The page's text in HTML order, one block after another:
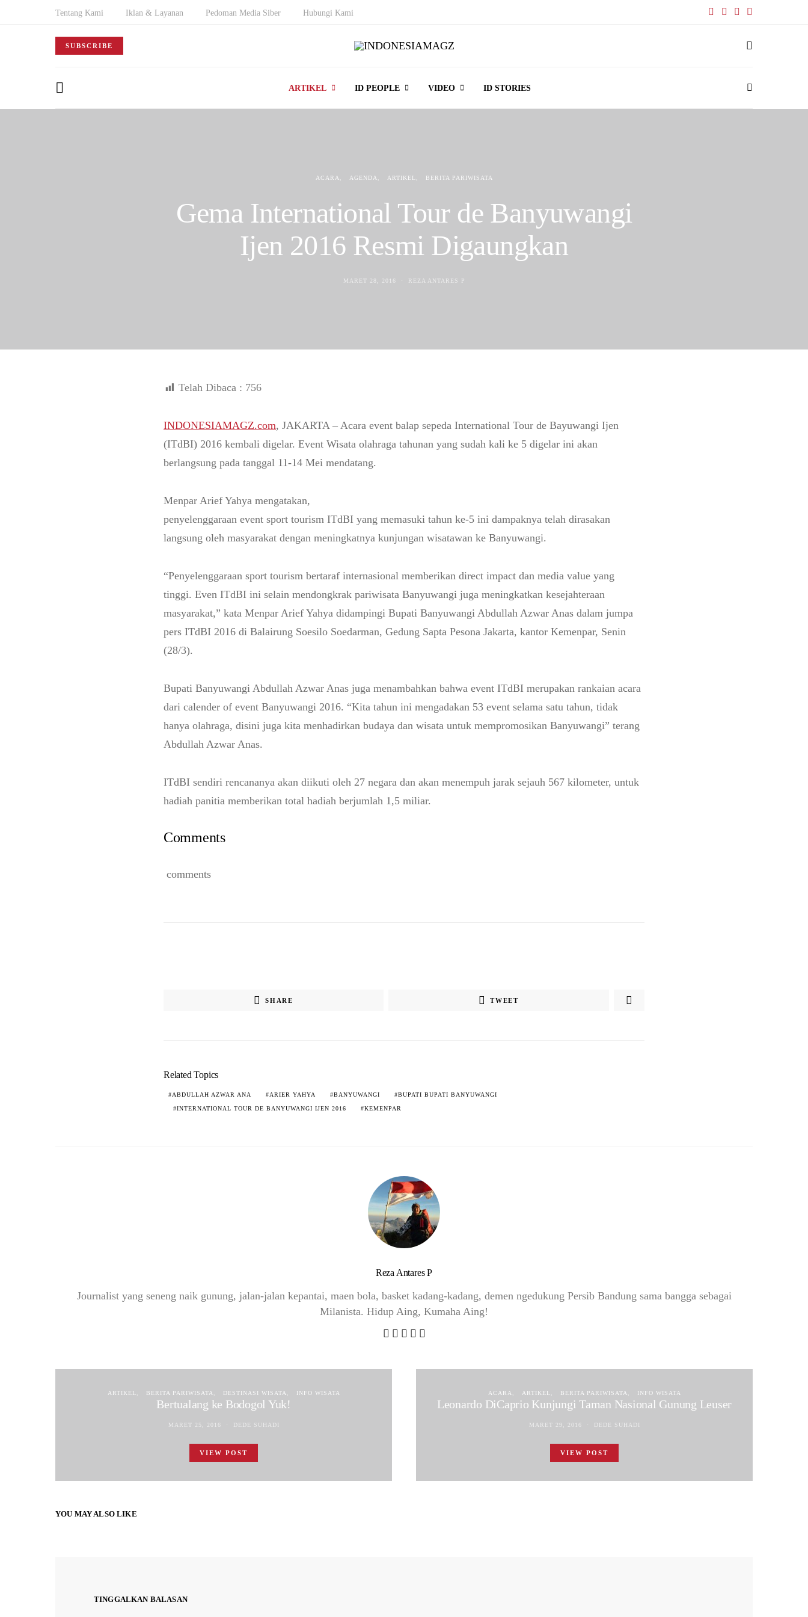
Tentang Kami Iklan & Layanan Pedoman Media Siber Hubungi Kami
SUBSCRIBE
ARTIKEL ID PEOPLE VIDEO ID STORIES
ACARA AGENDA ARTIKEL BERITA PARIWISATA
Gema International Tour de Banyuwangi
Ijen 2016 Resmi Digaungkan
MARET 28, 2016 REZA ANTARES P
Telah Dibaca : 756
INDONESIAMAGZ.com, JAKARTA – Acara event balap sepeda International Tour de Bayuwangi Ijen
(ITdBI) 2016 kembali digelar. Event Wisata olahraga tahunan yang sudah kali ke 5 digelar ini akan
berlangsung pada tanggal 11-14 Mei mendatang.
Menpar Arief Yahya mengatakan,
penyelenggaraan event sport tourism ITdBI yang memasuki tahun ke-5 ini dampaknya telah dirasakan
langsung oleh masyarakat dengan meningkatnya kunjungan wisatawan ke Banyuwangi.
“Penyelenggaraan sport tourism bertaraf internasional memberikan direct impact dan media value yang
tinggi. Even ITdBI ini selain mendongkrak pariwisata Banyuwangi juga meningkatkan kesejahteraan
masyarakat,” kata Menpar Arief Yahya didampingi Bupati Banyuwangi Abdullah Azwar Anas dalam jumpa
pers ITdBI 2016 di Balairung Soesilo Soedarman, Gedung Sapta Pesona Jakarta, kantor Kemenpar, Senin
(28/3).
Bupati Banyuwangi Abdullah Azwar Anas juga menambahkan bahwa event ITdBI merupakan rankaian acara
dari calender of event Banyuwangi 2016. “Kita tahun ini mengadakan 53 event selama satu tahun, tidak
hanya olahraga, disini juga kita menhadirkan budaya dan wisata untuk mempromosikan Banyuwangi” terang
Abdullah Azwar Anas.
ITdBI sendiri rencananya akan diikuti oleh 27 negara dan akan menempuh jarak sejauh 567 kilometer, untuk
hadiah panitia memberikan total hadiah berjumlah 1,5 miliar.
Comments
comments
SHARE TWEET
Related Topics
ABDULLAH AZWAR ANA ARIER YAHYA BANYUWANGI BUPATI BUPATI BANYUWANGI
INTERNATIONAL TOUR DE BANYUWANGI IJEN 2016 KEMENPAR
Reza Antares P
Journalist yang seneng naik gunung, jalan-jalan kepantai, maen bola, basket kadang-kadang, demen ngedukung Persib Bandung sama bangga sebagai
Milanista. Hidup Aing, Kumaha Aing!
ARTIKEL BERITA PARIWISATA DESTINASI WISATA INFO WISATA
Bertualang ke Bodogol Yuk!
MARET 25, 2016 DEDE SUHADI
VIEW POST
ACARA ARTIKEL BERITA PARIWISATA INFO WISATA
Leonardo DiCaprio Kunjungi Taman Nasional Gunung Leuser
MARET 29, 2016 DEDE SUHADI
VIEW POST
YOU MAY ALSO LIKE
TINGGALKAN BALASAN